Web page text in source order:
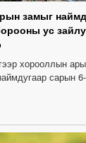
замыг
ус
хорооллын
сарын